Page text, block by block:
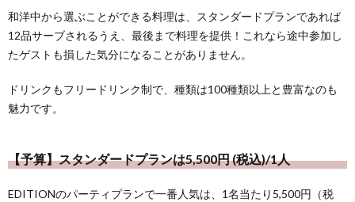
和洋中から選ぶことができる料理は、スタンダードプランであれば
12品サーブされるうえ、最後まで料理を提供！これなら途中参加し
たゲストも損した気分になることがありません。
ドリンクもフリードリンク制で、種類は100種類以上と豊富なのも
魅力です。
【予算】スタンダードプランは5,500円 (税込)/1人
EDITIONのパーティプランで一番人気は、1名当たり5,500円（税